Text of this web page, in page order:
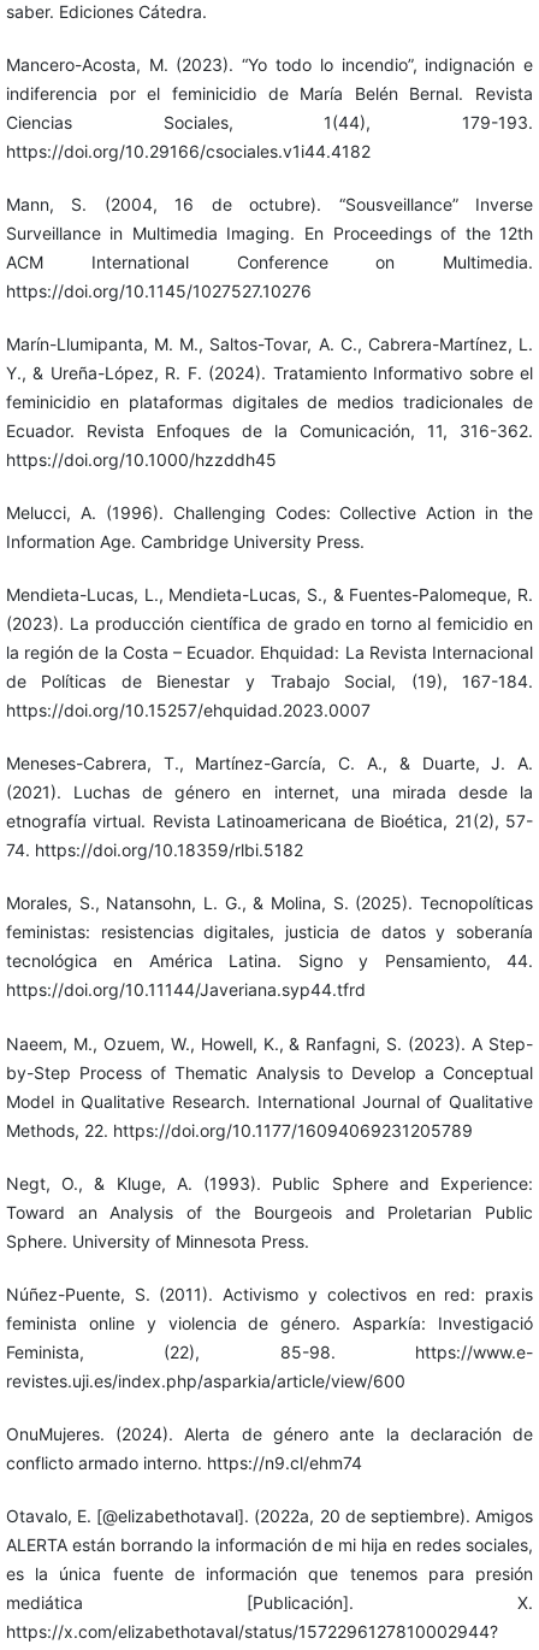
saber. Ediciones Cátedra.
Mancero-Acosta, M. (2023). “Yo todo lo incendio”, indignación e
indiferencia por el feminicidio de María Belén Bernal. Revista
Ciencias Sociales, 1(44), 179-193.
https://doi.org/10.29166/csociales.v1i44.4182
Mann, S. (2004, 16 de octubre). “Sousveillance” Inverse
Surveillance in Multimedia Imaging. En Proceedings of the 12th
ACM International Conference on Multimedia.
https://doi.org/10.1145/1027527.10276
Marín-Llumipanta, M. M., Saltos-Tovar, A. C., Cabrera-Martínez, L.
Y., & Ureña-López, R. F. (2024). Tratamiento Informativo sobre el
feminicidio en plataformas digitales de medios tradicionales de
Ecuador. Revista Enfoques de la Comunicación, 11, 316-362.
https://doi.org/10.1000/hzzddh45
Melucci, A. (1996). Challenging Codes: Collective Action in the
Information Age. Cambridge University Press.
Mendieta-Lucas, L., Mendieta-Lucas, S., & Fuentes-Palomeque, R.
(2023). La producción científica de grado en torno al femicidio en
la región de la Costa – Ecuador. Ehquidad: La Revista Internacional
de Políticas de Bienestar y Trabajo Social, (19), 167-184.
https://doi.org/10.15257/ehquidad.2023.0007
Meneses-Cabrera, T., Martínez-García, C. A., & Duarte, J. A.
(2021). Luchas de género en internet, una mirada desde la
etnografía virtual. Revista Latinoamericana de Bioética, 21(2), 57-
74. https://doi.org/10.18359/rlbi.5182
Morales, S., Natansohn, L. G., & Molina, S. (2025). Tecnopolíticas
feministas: resistencias digitales, justicia de datos y soberanía
tecnológica en América Latina. Signo y Pensamiento, 44.
https://doi.org/10.11144/Javeriana.syp44.tfrd
Naeem, M., Ozuem, W., Howell, K., & Ranfagni, S. (2023). A Step-
by-Step Process of Thematic Analysis to Develop a Conceptual
Model in Qualitative Research. International Journal of Qualitative
Methods, 22. https://doi.org/10.1177/16094069231205789
Negt, O., & Kluge, A. (1993). Public Sphere and Experience:
Toward an Analysis of the Bourgeois and Proletarian Public
Sphere. University of Minnesota Press.
Núñez-Puente, S. (2011). Activismo y colectivos en red: praxis
feminista online y violencia de género. Asparkía: Investigació
Feminista, (22), 85-98. https://www.e-
revistes.uji.es/index.php/asparkia/article/view/600
OnuMujeres. (2024). Alerta de género ante la declaración de
conflicto armado interno. https://n9.cl/ehm74
Otavalo, E. [@elizabethotaval]. (2022a, 20 de septiembre). Amigos
ALERTA están borrando la información de mi hija en redes sociales,
es la única fuente de información que tenemos para presión
mediática [Publicación]. X.
https://x.com/elizabethotaval/status/1572296127810002944?